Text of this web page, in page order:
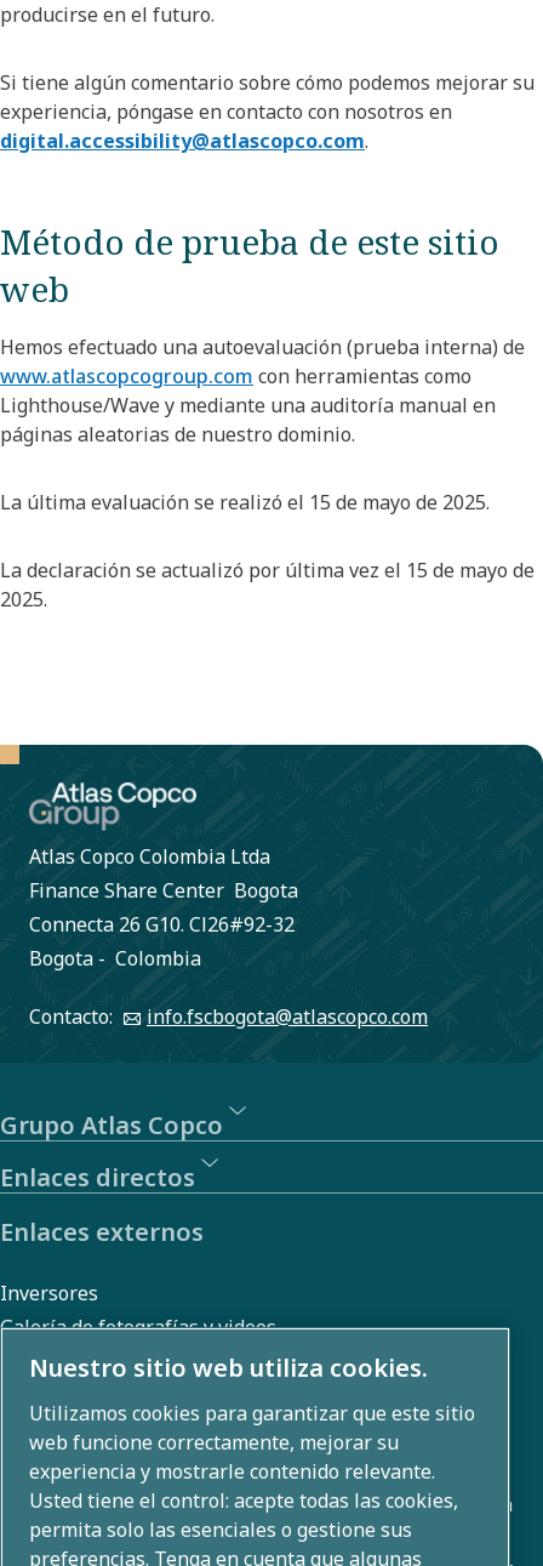
producirse en el futuro. ​
Si tiene algún comentario sobre cómo podemos mejorar su
experiencia, póngase en contacto con nosotros en
digital.accessibility@atlascopco.com.
Método de prueba de este sitio
web
Hemos efectuado una autoevaluación (prueba interna) de
www.atlascopcogroup.com con herramientas como
Lighthouse/Wave y mediante una auditoría manual en
páginas aleatorias de nuestro dominio.
La última evaluación se realizó el 15 de mayo de 2025.
La declaración se actualizó por última vez el 15 de mayo de
2025.
Atlas Copco Colombia Ltda
Finance Share Center Bogota
Connecta 26 G10. Cl26#92-32
Bogota - Colombia
Contacto: info.fscbogota@atlascopco.com
Grupo Atlas Copco
Enlaces directos
Enlaces externos
Inversores
Galería de fotografías y videos
Sobre nosotros
Atlas Copco Group desarrolla soluciones innovadoras en
todas las áreas de negocio, incluyendo técnicas de
Nuestro sitio web utiliza cookies.
Utilizamos cookies para garantizar que este sitio
web funcione correctamente, mejorar su
experiencia y mostrarle contenido relevante.
Usted tiene el control: acepte todas las cookies,
permita solo las esenciales o gestione sus
preferencias. Tenga en cuenta que algunas